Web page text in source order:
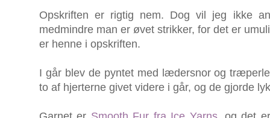
Opskriften er rigtig nem. Dog vil jeg ikke
medmindre man er øvet strikker, for det er
er henne i opskriften.
I går blev de pyntet med lædersnor og
to af hjerterne givet videre i går, og de gjorde